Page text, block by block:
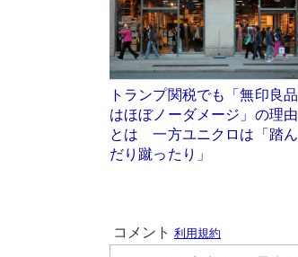
トランプ関税でも「無印良品
はほぼノーダメージ」の理由
とは 一方ユニクロは「踏ん
だり蹴ったり」